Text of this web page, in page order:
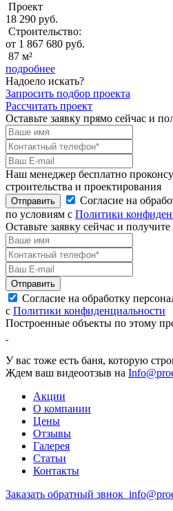
Проект
18 290 руб.
Строительство:
от 1 867 680 руб.
87 м²
подробнее
Надоело искать?
Запросить подбор проекта
Рассчитать проект
Оставьте заявку прямо сейчас и
Наш менеджер бесплатно
строительства и проектирования
Отправить
Согласие на
по условиям с Политики
Оставьте заявку сейчас и
Отправить
Согласие на обработку
с Политики конфиденциальности
Построенные объекты по этому
У вас тоже есть баня, которую
Ждем ваш видеоотзыв на
Акции
О компании
Цены
Отзывы
Галерея
Статьи
Контакты
Заказать обратный звнок